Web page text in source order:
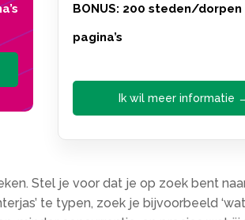
BONUS: 200 steden/dorpen
pagina’s
Ik wil meer informatie
Stel je voor dat je op zoek bent
te typen, zoek je bijvoorbeeld